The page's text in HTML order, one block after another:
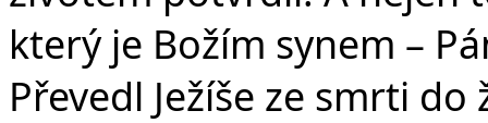
který je Božím synem –
Převedl Ježíše ze smrti